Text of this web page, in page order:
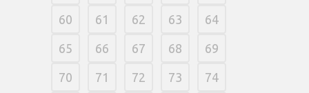
60 61 62 63 64
65 66 67 68 69
70 71 72 73 74